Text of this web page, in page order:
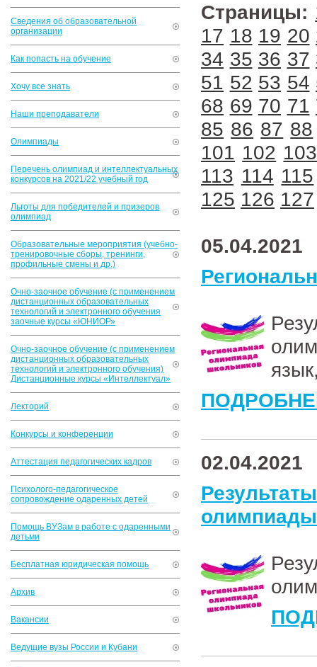
Сведения об образовательной
организации
Как попасть на обучение
Хочу все знать
Наши преподаватели
Олимпиады
Перечень олимпиад и интеллектуальных
конкурсов на 2021/22 учебный год
Льготы для победителей и призеров
олимпиад
Образовательные мероприятия (учебно-
тренировочные сборы, тренинги,
профильные смены и др.)
Очно-заочное обучение (с применением
дистанционных образовательных
технологий и электронного обучения
заочные курсы «ЮНИОР»
Очно-заочное обучение (с применением
дистанционных образовательных
технологий и электронного обучения)
Дистанционные курсы «Интеллектуал»
Лекторий
Конкурсы и конференции
Аттестация педагогических кадров
Психолого-педагогическое
сопровождение одаренных детей
Помощь ВУЗам в работе с одаренными
детьми
Бесплатная юридическая помощь
Архив
Вакансии
Ведущие вузы России и Кубани
Страницы:
17 18 19 20
34 35 36 37
51 52 53 54
68 69 70 71
85 86 87 88
101 102 103
113 114 115
125 126 127
05.04.2021
02.04.2021